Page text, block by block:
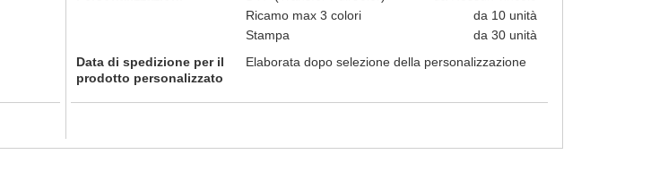
Ricamo max 3 colori
da 10 unità
Stampa
da 30 unità
Data di spedizione per il
prodotto personalizzato
Elaborata dopo selezione della personalizzazione